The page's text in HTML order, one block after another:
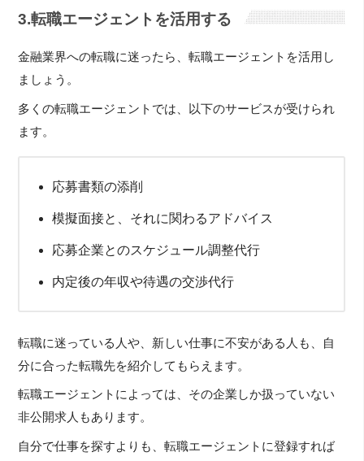
3.転職エージェントを活用する
金融業界への転職に迷ったら、転職エージェントを活用し
ましょう。
多くの転職エージェントでは、以下のサービスが受けられ
ます。
応募書類の添削
模擬面接と、それに関わるアドバイス
応募企業とのスケジュール調整代行
内定後の年収や待遇の交渉代行
転職に迷っている人や、新しい仕事に不安がある人も、自
分に合った転職先を紹介してもらえます。
転職エージェントによっては、その企業しか扱っていない
非公開求人もあります。
自分で仕事を探すよりも、転職エージェントに登録すれば